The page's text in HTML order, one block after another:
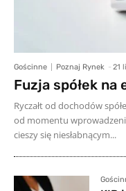
Gościnne Poznaj Rynek - 21
Fuzja spółek na
Ryczałt od dochodów
od momentu
cieszy się niesłabnącym...